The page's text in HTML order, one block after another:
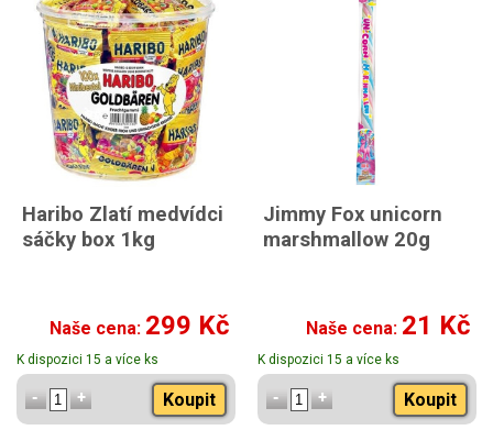
Haribo Zlatí medvídci
sáčky box 1kg
Naše cena: 299 Kč
K dispozici 15 a více ks
Koupit
Jimmy Fox unicorn
marshmallow 20g
Naše cena: 21 Kč
K dispozici 15 a více ks
Koupit